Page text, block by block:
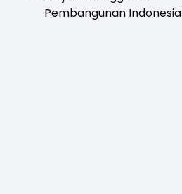
Pembangunan Indonesia